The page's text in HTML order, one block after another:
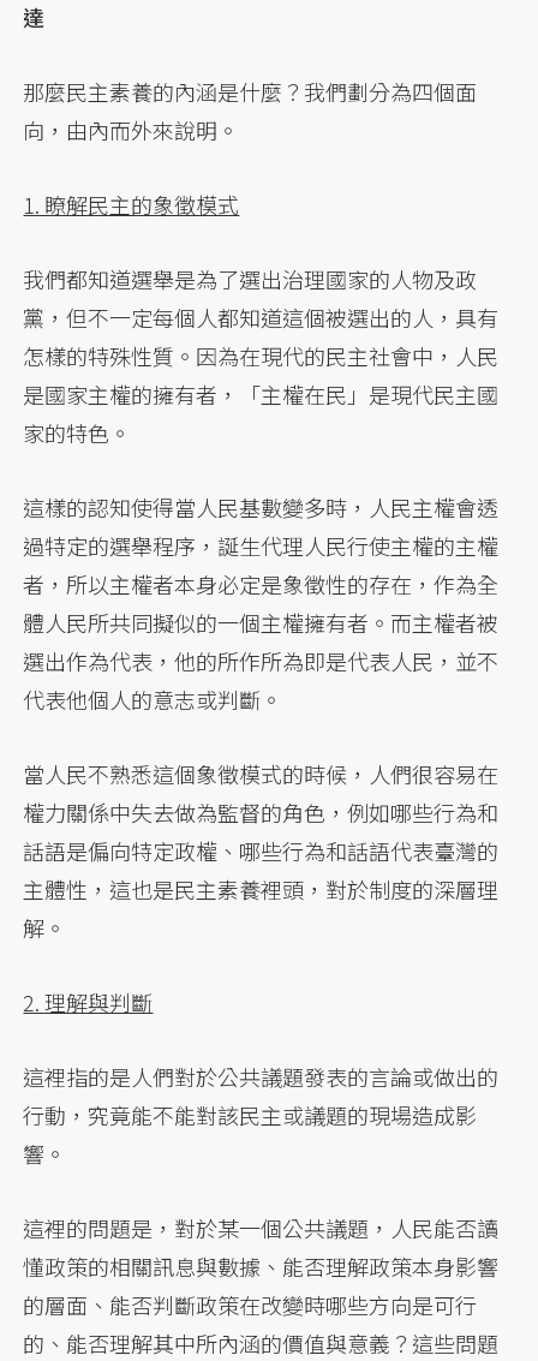
達
那麼民主素養的內涵是什麼？我們劃分為四個面
向，由內而外來說明。
1. 瞭解民主的象徵模式
我們都知道選舉是為了選出治理國家的人物及政
黨，但不一定每個人都知道這個被選出的人，具有
怎樣的特殊性質。因為在現代的民主社會中，人民
是國家主權的擁有者，「主權在民」是現代民主國
家的特色。
這樣的認知使得當人民基數變多時，人民主權會透
過特定的選舉程序，誕生代理人民行使主權的主權
者，所以主權者本身必定是象徵性的存在，作為全
體人民所共同擬似的一個主權擁有者。而主權者被
選出作為代表，他的所作所為即是代表人民，並不
代表他個人的意志或判斷。
當人民不熟悉這個象徵模式的時候，人們很容易在
權力關係中失去做為監督的角色，例如哪些行為和
話語是偏向特定政權、哪些行為和話語代表臺灣的
主體性，這也是民主素養裡頭，對於制度的深層理
解。
2. 理解與判斷
這裡指的是人們對於公共議題發表的言論或做出的
行動，究竟能不能對該民主或議題的現場造成影
響。
這裡的問題是，對於某一個公共議題，人民能否讀
懂政策的相關訊息與數據、能否理解政策本身影響
的層面、能否判斷政策在改變時哪些方向是可行
的、能否理解其中所內涵的價值與意義？這些問題